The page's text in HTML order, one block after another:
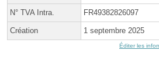
N° TVA Intra. FR49382826097
Création 1 septembre 2025
Éditer les